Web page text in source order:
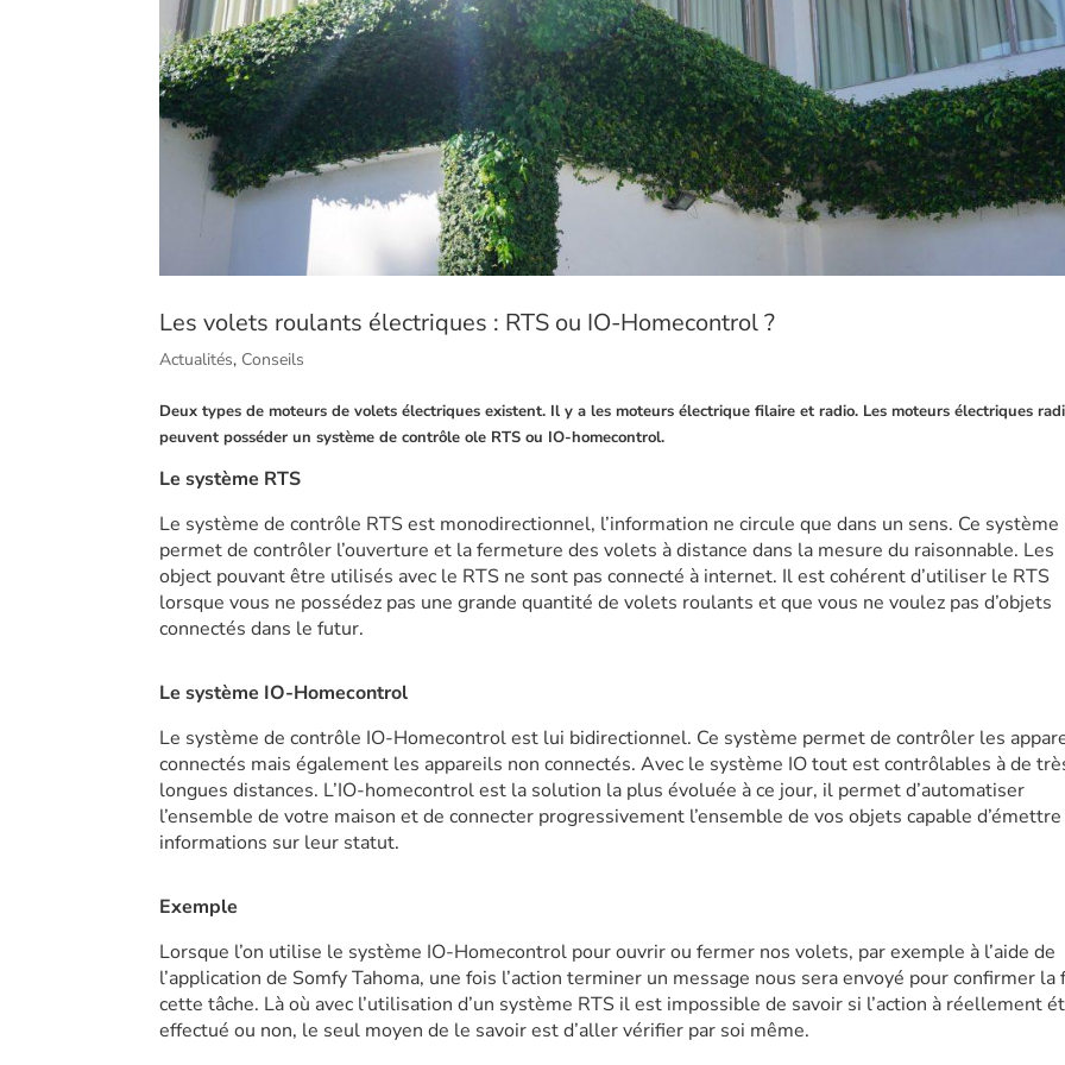
Les volets roulants électriques : RTS ou IO-Homecontrol ?
Actualités, Conseils
Deux types de moteurs de volets électriques existent. Il y a les moteurs électrique filaire et radio. Les moteurs électriques
peuvent posséder un système de contrôle ole RTS ou IO-homecontrol.
Le système RTS
Le système de contrôle RTS est monodirectionnel, l’information ne circule que dans un sens. Ce système
permet de contrôler l’ouverture et la fermeture des volets à distance dans la mesure du raisonnable. Les
object pouvant être utilisés avec le RTS ne sont pas connecté à internet. Il est cohérent d’utiliser le RTS
lorsque vous ne possédez pas une grande quantité de volets roulants et que vous ne voulez pas d’objets
connectés dans le futur.
Le système IO-Homecontrol
Le système de contrôle IO-Homecontrol est lui bidirectionnel. Ce système permet de contrôler les
connectés mais également les appareils non connectés. Avec le système IO tout est contrôlables à de
longues distances. L’IO-homecontrol est la solution la plus évoluée à ce jour, il permet d’automatiser
l’ensemble de votre maison et de connecter progressivement l’ensemble de vos objets capable
informations sur leur statut.
Exemple
Lorsque l’on utilise le système IO-Homecontrol pour ouvrir ou fermer nos volets, par exemple à l’aide de
l’application de Somfy Tahoma, une fois l’action terminer un message nous sera envoyé pour confirmer la
cette tâche. Là où avec l’utilisation d’un système RTS il est impossible de savoir si l’action à réellement
effectué ou non, le seul moyen de le savoir est d’aller vérifier par soi même.